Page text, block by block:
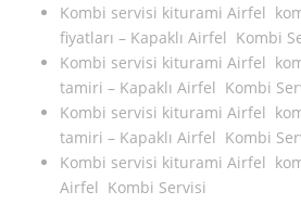
Kombi servisi kiturami Airfel
fiyatları – Kapaklı Airfel Kombi
Kombi servisi kiturami Airfel
tamiri – Kapaklı Airfel Kombi
Kombi servisi kiturami Airfel
tamiri – Kapaklı Airfel Kombi
Kombi servisi kiturami Airfel
Airfel Kombi Servisi